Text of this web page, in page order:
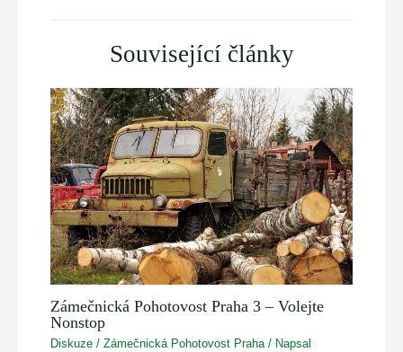
Související články
Zámečnická Pohotovost Praha 3 – Volejte
Nonstop
Diskuze /Zámečnická Pohotovost Praha/ Napsal